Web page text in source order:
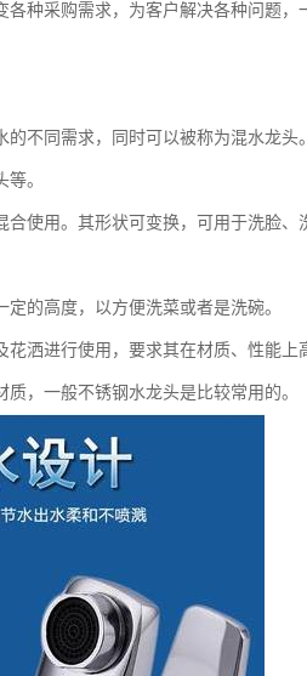
种采购需求，为客户解决各种问题，
不同需求，同时可以被称为混水龙头
。
使用。其形状可变换，可用于洗脸、
的高度，以方便洗菜或者是洗碗。
洒进行使用，要求其在材质、性能上
，一般不锈钢水龙头是比较常用的。